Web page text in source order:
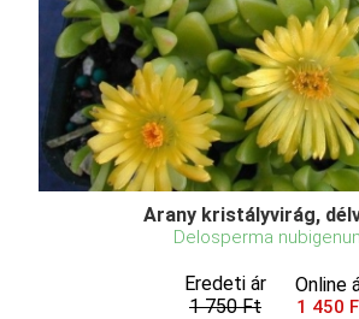
Arany kristályvirág,
Delosperma
Eredeti ár
1 750 Ft
Online
1 450